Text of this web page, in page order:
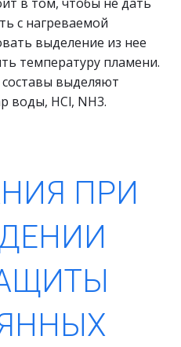
с нагреваемой
выделение из нее
температуру пламени.
выделяют
воды, HCl, NH3.
ПРИ